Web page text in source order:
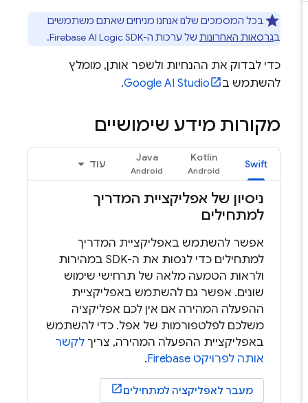
בכל המסמכים שלנו אנחנו מניחים שאתם משתמשים
גרסאות האחרונותשל ערכות ה-SDK‏ Firebase AI Logic
.
כדי לבדוק את ההנחיות ולשפר אותן, מומלץ
להשתמש ב
Google AI Studio
.
מקורות מידע שימושיים
Swift
Kotlin
Java
עוד
ניסיון של אפליקציית המדריך
למתחילים
אפשר להשתמש באפליקציית המדריך
למתחילים כדי לנסות את ה-SDK במהירות
ולראות הטמעה מלאה של תרחישי שימוש
שונים. אפשר גם להשתמש באפליקציית
ההפעלה המהירה אם אין לכם אפליקציה
משלכם לפלטפורמות של אפל. כדי להשתמש
באפליקציית ההפעלה המהירה, צריךלקשר
אותה לפרויקט Firebase
.
מעבר לאפליקציה למתחילים